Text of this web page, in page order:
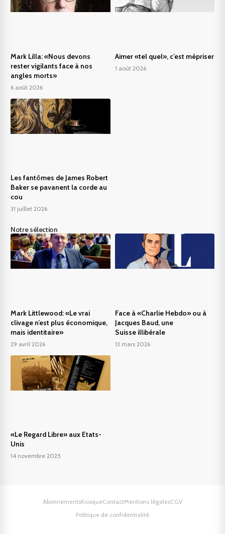
Mark Lilla: «Nous devons
rester vigilants face à nos
angles morts»
6 août 2026
Aimer «tel quel», c’est mépriser
1 août 2026
Les fantômes de James Robert
Baker se pavanent la corde au
cou
31 juillet 2026
Notre sélection
Mark Littlewood: «Le vrai
clivage n’est plus économique,
mais identitaire»
29 avril 2026
Face à «Charlie Hebdo» ou à
Jacques Baud, une
Suisse illibérale
13 mars 2026
«Le Regard Libre» aux Etats-
Unis
14 novembre 2025
AbonnementsKiosqueContactMentions légalesCGV
Politique de confidentialité